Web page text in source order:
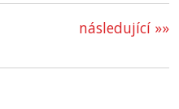
následující »»